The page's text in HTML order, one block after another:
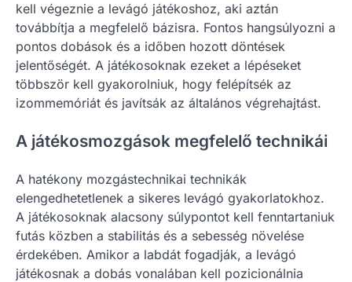
kell végeznie a levágó játékoshoz, aki aztán
továbbítja a megfelelő bázisra. Fontos hangsúlyozni a
pontos dobások és a időben hozott döntések
jelentőségét. A játékosoknak ezeket a lépéseket
többször kell gyakorolniuk, hogy felépítsék az
izommemóriát és javítsák az általános végrehajtást.
A játékosmozgások megfelelő technikái
A hatékony mozgástechnikai technikák
elengedhetetlenek a sikeres levágó gyakorlatokhoz.
A játékosoknak alacsony súlypontot kell fenntartaniuk
futás közben a stabilitás és a sebesség növelése
érdekében. Amikor a labdát fogadják, a levágó
játékosnak a dobás vonalában kell pozicionálnia